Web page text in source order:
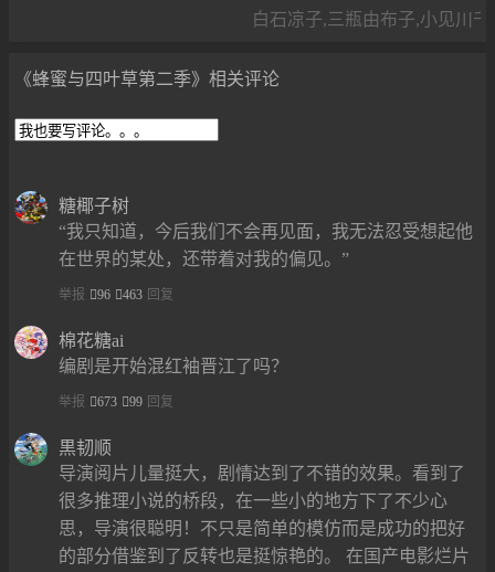
白石凉子,三瓶由布子,小见川
《蜂蜜与四叶草第二季》相关评论
糖椰子树
“我只知道，今后我们不会再见面，我无法忍受想起他
在世界的某处，还带着对我的偏见。”
举报 96 463 回复
棉花糖ai
编剧是开始混红袖晋江了吗？
举报 673 99 回复
黒韧顺
导演阅片儿量挺大，剧情达到了不错的效果。看到了
很多推理小说的桥段，在一些小的地方下了不少心
思，导演很聪明！不只是简单的模仿而是成功的把好
的部分借鉴到了反转也是挺惊艳的。 在国产电影烂片